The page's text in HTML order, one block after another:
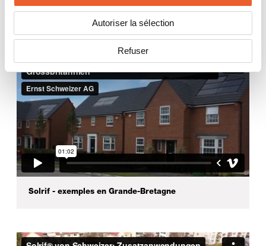
Autoriser la sélection
Refuser
Modules fictifs pour toits en croupe
Solrif - exemples en Grande-Bretagne